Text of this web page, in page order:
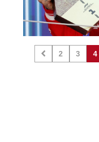
2 3 4